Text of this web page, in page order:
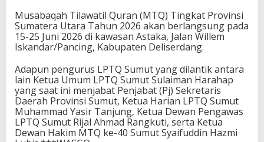
Musabaqah Tilawatil Quran (MTQ) Tingkat Provinsi
Sumatera Utara Tahun 2026 akan berlangsung pada
15-25 Juni 2026 di kawasan Astaka, Jalan Willem
Iskandar/Pancing, Kabupaten Deliserdang.
Adapun pengurus LPTQ Sumut yang dilantik antara
lain Ketua Umum LPTQ Sumut Sulaiman Harahap
yang saat ini menjabat Penjabat (Pj) Sekretaris
Daerah Provinsi Sumut, Ketua Harian LPTQ Sumut
Muhammad Yasir Tanjung, Ketua Dewan Pengawas
LPTQ Sumut Rijal Ahmad Rangkuti, serta Ketua
Dewan Hakim MTQ ke-40 Sumut Syaifuddin Hazmi